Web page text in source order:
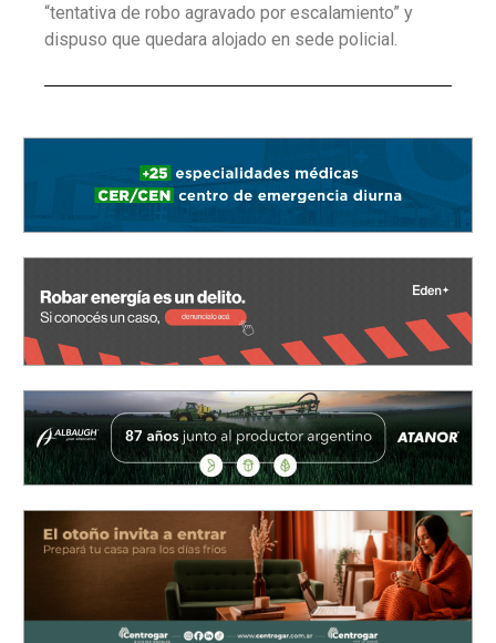
“tentativa de robo agravado por escalamiento” y
dispuso que quedara alojado en sede policial.